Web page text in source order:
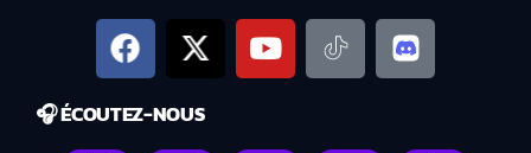
🎧 ÉCOUTEZ-NOUS